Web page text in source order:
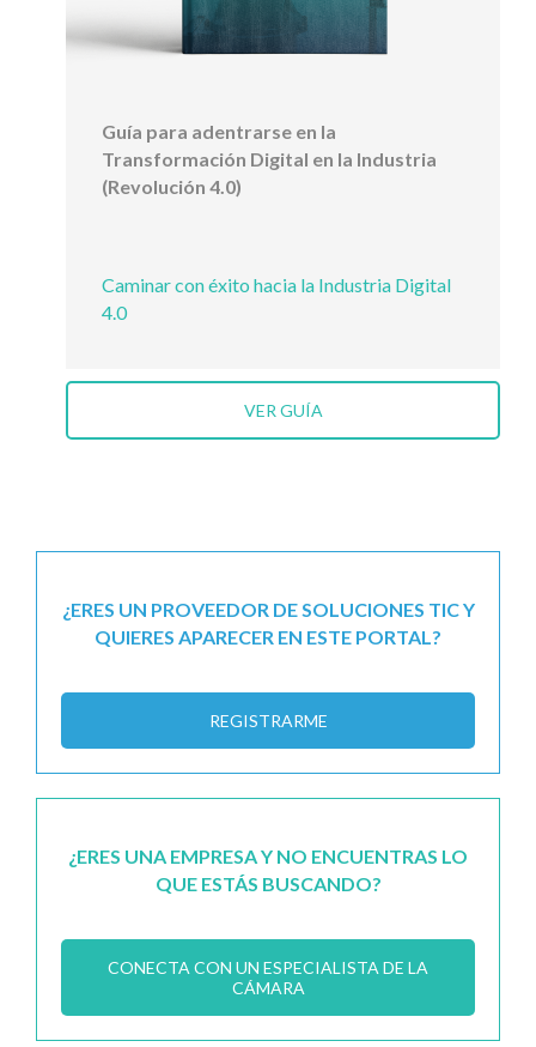
Guía para adentrarse en la
Transformación Digital en la Industria
(Revolución 4.0)
Caminar con éxito hacia la Industria Digital
4.0
VER GUÍA
¿ERES UN PROVEEDOR DE SOLUCIONES TIC Y
QUIERES APARECER EN ESTE PORTAL?
REGISTRARME
¿ERES UNA EMPRESA Y NO ENCUENTRAS LO
QUE ESTÁS BUSCANDO?
CONECTA CON UN ESPECIALISTA DE LA
CÁMARA